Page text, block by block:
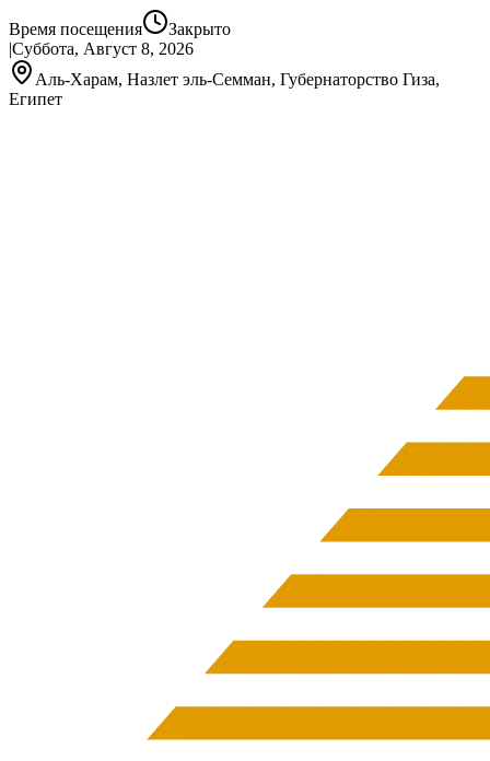
Время посещения
Закрыто
|Суббота, Август 8, 2026
Аль-Харам, Назлет эль-Семман, Губернаторство Гиза,
Египет